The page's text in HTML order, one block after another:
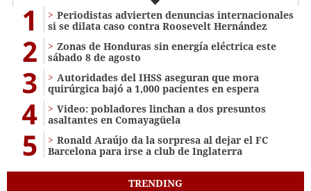
1
Periodistas advierten denuncias internacionales
si se dilata caso contra Roosevelt Hernández
2
Zonas de Honduras sin energía eléctrica este
sábado 8 de agosto
3
Autoridades del IHSS aseguran que mora
quirúrgica bajó a 1,000 pacientes en espera
4
Video: pobladores linchan a dos presuntos
asaltantes en Comayagüela
5
Ronald Araújo da la sorpresa al dejar el FC
Barcelona para irse a club de Inglaterra
TRENDING